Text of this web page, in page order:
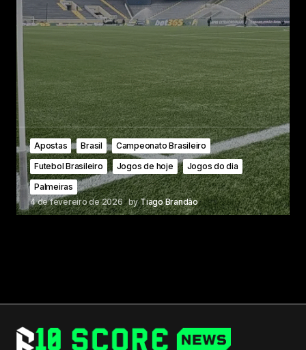
Apostas Brasil
Campeonato Brasileiro
Futebol Brasileiro
Jogos de hoje
Jogos do dia
Palmeiras
4 de fevereiro de 2026 byTiago Brandão